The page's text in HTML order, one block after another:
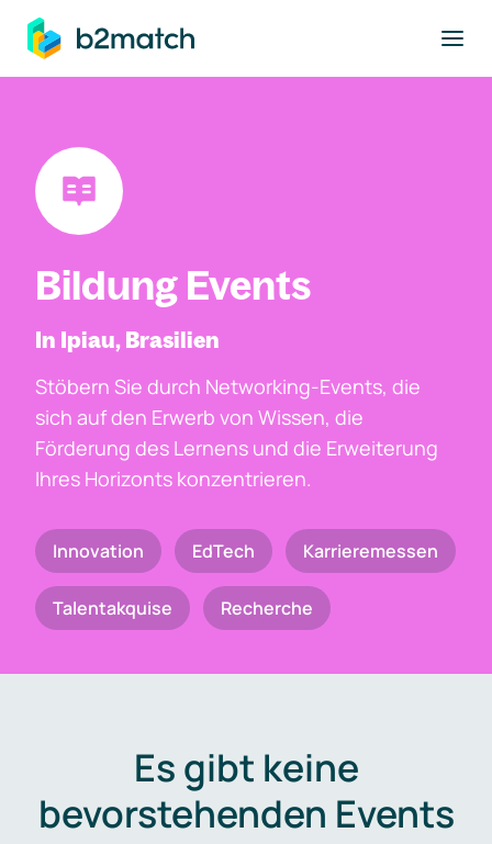
springen
Bildung Events
In Ipiau, Brasilien
Stöbern Sie durch Networking-Events, die
sich auf den Erwerb von Wissen, die
Förderung des Lernens und die Erweiterung
Ihres Horizonts konzentrieren.
Innovation EdTech Karrieremessen
Talentakquise Recherche
Es gibt keine
bevorstehenden Events